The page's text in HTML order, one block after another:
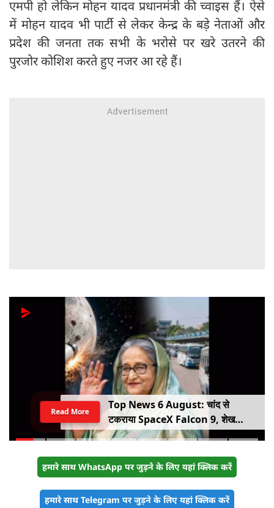
एमपी हो लेकिन मोहन यादव प्रधानमंत्री की च्वाइस हैं। ऐसे
में मोहन यादव भी पार्टी से लेकर केन्द्र के बड़े नेताओं और
प्रदेश की जनता तक सभी के भरोसे पर खरे उतरने की
पुरजोर कोशिश करते हुए नजर आ रहे हैं।
Top News 6 August: चांद से
टकराया SpaceX Falcon 9, शेख
हसीना की घर वापसी का ऐलान, MP में बस
Read More
हमारे साथ WhatsApp पर जुड़ने के लिए यहां क्लिक करें
हमारे साथ Telegram पर जुड़ने के लिए यहां क्लिक करें